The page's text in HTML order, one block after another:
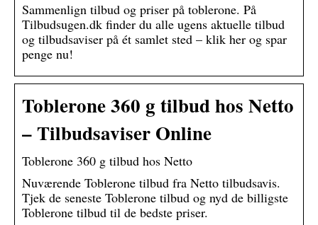
Sammenlign tilbud og priser på toblerone. På
Tilbudsugen.dk finder du alle ugens aktuelle tilbud
og tilbudsaviser på ét samlet sted – klik her og spar
penge nu!
Toblerone 360 g tilbud hos Netto
– Tilbudsaviser Online
Toblerone 360 g tilbud hos Netto
Nuværende Toblerone tilbud fra Netto tilbudsavis.
Tjek de seneste Toblerone tilbud og nyd de billigste
Toblerone tilbud til de bedste priser.